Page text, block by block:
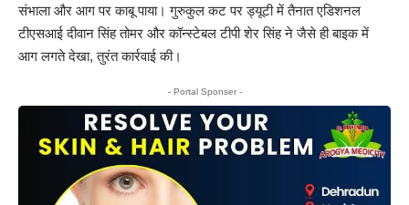
संभाला और आग पर काबू पाया। गुरुकुल कट पर ड्यूटी में तैनात एडिशनल
टीएसआई दीवान सिंह तोमर और कॉन्स्टेबल टीपी शेर सिंह ने जैसे ही बाइक में
आग लगते देखा, तुरंत कार्रवाई की।
- Portal Sponser -